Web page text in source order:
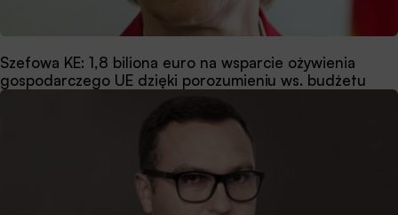
Szefowa KE: 1,8 biliona euro na wsparcie ożywienia
gospodarczego UE dzięki porozumieniu ws. budżetu